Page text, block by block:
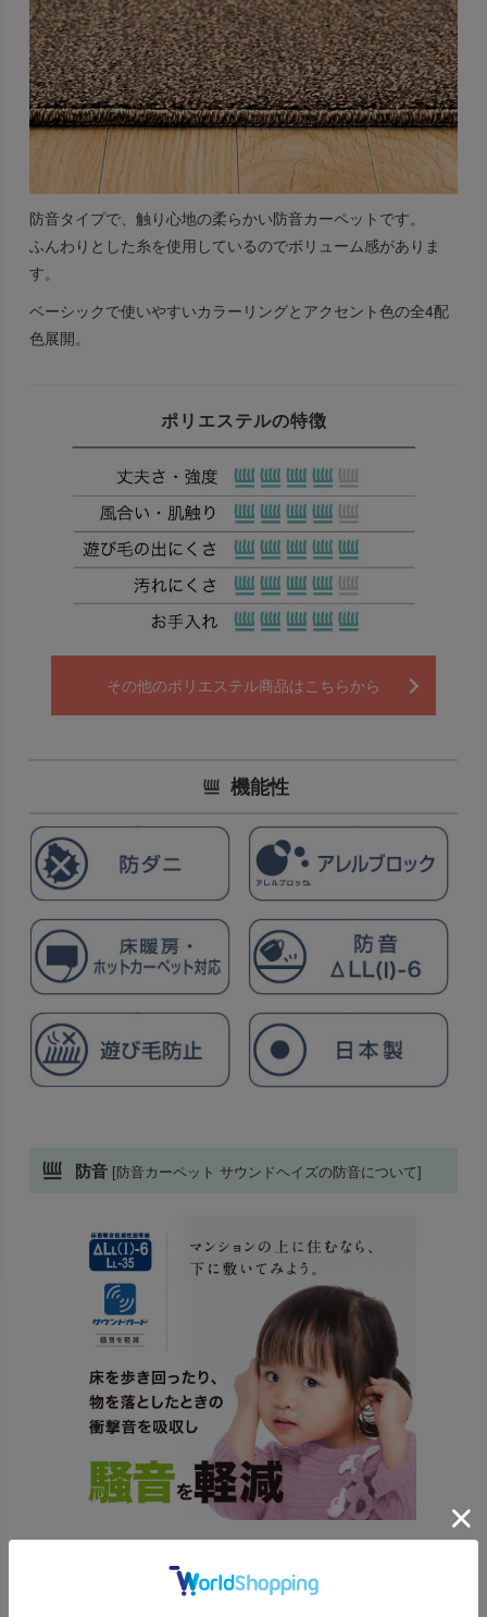
防音タイプで、触り心地の柔らかい防音カーペットです。
ふんわりとした糸を使用しているのでボリューム感がありま
す。
ベーシックで使いやすいカラーリングとアクセント色の全4配
色展開。
ポリエステルの特徴
その他のポリエステル商品はこちらから
機能性
防音 [防音カーペット サウンドヘイズの防音について]
騒音トラブルが増えています。
防音カーペットは、床を歩き回ったり、物を落としたりした時